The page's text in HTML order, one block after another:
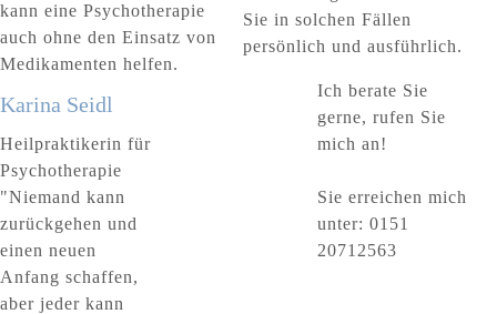
kann eine Psychotherapie
auch ohne den Einsatz von
Medikamenten helfen.
Sie in solchen Fällen
persönlich und ausführlich.
Karina Seidl
Heilpraktikerin für
Psychotherapie
"Niemand kann
zurückgehen und
einen neuen
Anfang schaffen,
aber jeder kann
Ich berate Sie
gerne, rufen Sie
mich an!
Sie erreichen mich
unter: 0151
20712563